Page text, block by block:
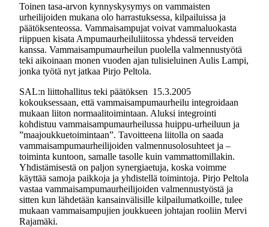
Toinen tasa-arvon kynnyskysymys on vammaisten
urheilijoiden mukana olo harrastuksessa, kilpailuissa ja
päätöksenteossa. Vammaisampujat voivat vammaluokasta
riippuen kisata Ampumaurheiluliitossa yhdessä terveiden
kanssa. Vammaisampumaurheilun puolella valmennustyötä
teki aikoinaan monen vuoden ajan tulisieluinen Aulis Lampi,
jonka työtä nyt jatkaa Pirjo Peltola.
SAL:n liittohallitus teki päätöksen 15.3.2005
kokouksessaan, että vammaisampumaurheilu integroidaan
mukaan liiton normaalitoimintaan. Aluksi integrointi
kohdistuu vammaisampumaurheilussa huippu-urheiluun ja
”maajoukkuetoimintaan”. Tavoitteena liitolla on saada
vammaisampumaurheilijoiden valmennusolosuhteet ja –
toiminta kuntoon, samalle tasolle kuin vammattomillakin.
Yhdistämisestä on paljon synergiaetuja, koska voimme
käyttää samoja paikkoja ja yhdistellä toimintoja. Pirjo Peltola
vastaa vammaisampumaurheilijoiden valmennustyöstä ja
sitten kun lähdetään kansainvälisille kilpailumatkoille, tulee
mukaan vammaisampujien joukkueen johtajan rooliin Mervi
Rajamäki.